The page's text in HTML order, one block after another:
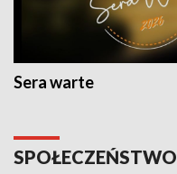
Sera warte
SPOŁECZEŃSTWO